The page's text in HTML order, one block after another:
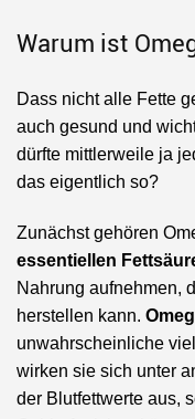
Warum ist
Dass nicht alle Fette
auch gesund und
dürfte mittlerweile ja
das eigentlich so?
Zunächst gehören
essentiellen
Nahrung aufnehmen,
herstellen kann.
unwahrscheinliche
wirken sie sich unter
der Blutfettwerte aus,